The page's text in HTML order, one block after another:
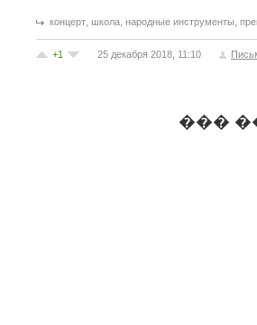
концерт, школа, народные инструменты,
+1 25 декабря 2018, 11:10
���